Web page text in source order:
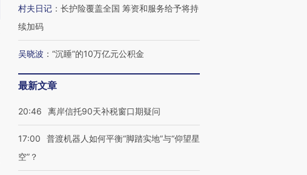
村夫日记 ： 长护险覆盖全国 筹资和服务给予将持
续加码
吴晓波 ： “沉睡”的10万亿元公积金
最新文章
20:46 离岸信托90天补税窗口期疑问
17:00
普渡机器人如何平衡“脚踏实地”与“仰望星
空”？